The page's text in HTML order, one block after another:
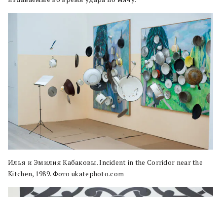
Илья и Эмилия Кабаковы. Incident in the Corridor near the
Kitchen, 1989. Фото ukatephoto.com